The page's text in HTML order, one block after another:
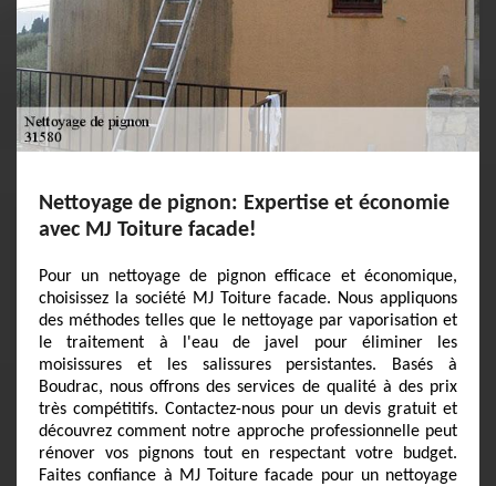
Nettoyage de pignon: Expertise et économie
avec MJ Toiture facade!
Pour un nettoyage de pignon efficace et économique,
choisissez la société MJ Toiture facade. Nous appliquons
des méthodes telles que le nettoyage par vaporisation et
le traitement à l'eau de javel pour éliminer les
moisissures et les salissures persistantes. Basés à
Boudrac, nous offrons des services de qualité à des prix
très compétitifs. Contactez-nous pour un devis gratuit et
découvrez comment notre approche professionnelle peut
rénover vos pignons tout en respectant votre budget.
Faites confiance à MJ Toiture facade pour un nettoyage